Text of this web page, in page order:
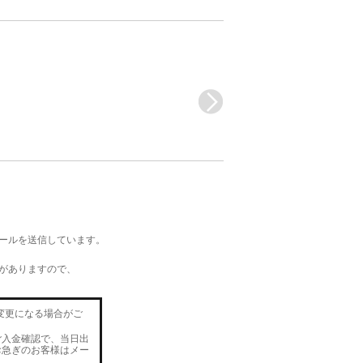
を送信しています。
ありますので、
更になる場合がご
金確認で、当日出
ぎのお客様はメー